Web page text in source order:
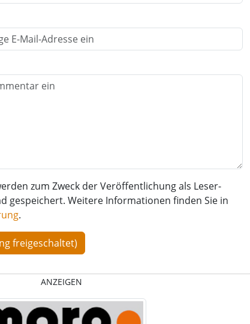
zum Zweck der Veröffentlichung als Leser-
gespeichert. Weitere Informationen finden Sie in
.
ANZEIGEN